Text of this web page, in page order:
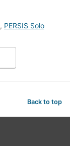
, PERSIS Solo
Back to top